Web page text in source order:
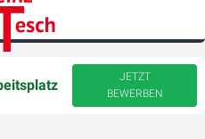
JETZT
BEWERBEN